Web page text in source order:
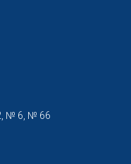
№ 6, № 66